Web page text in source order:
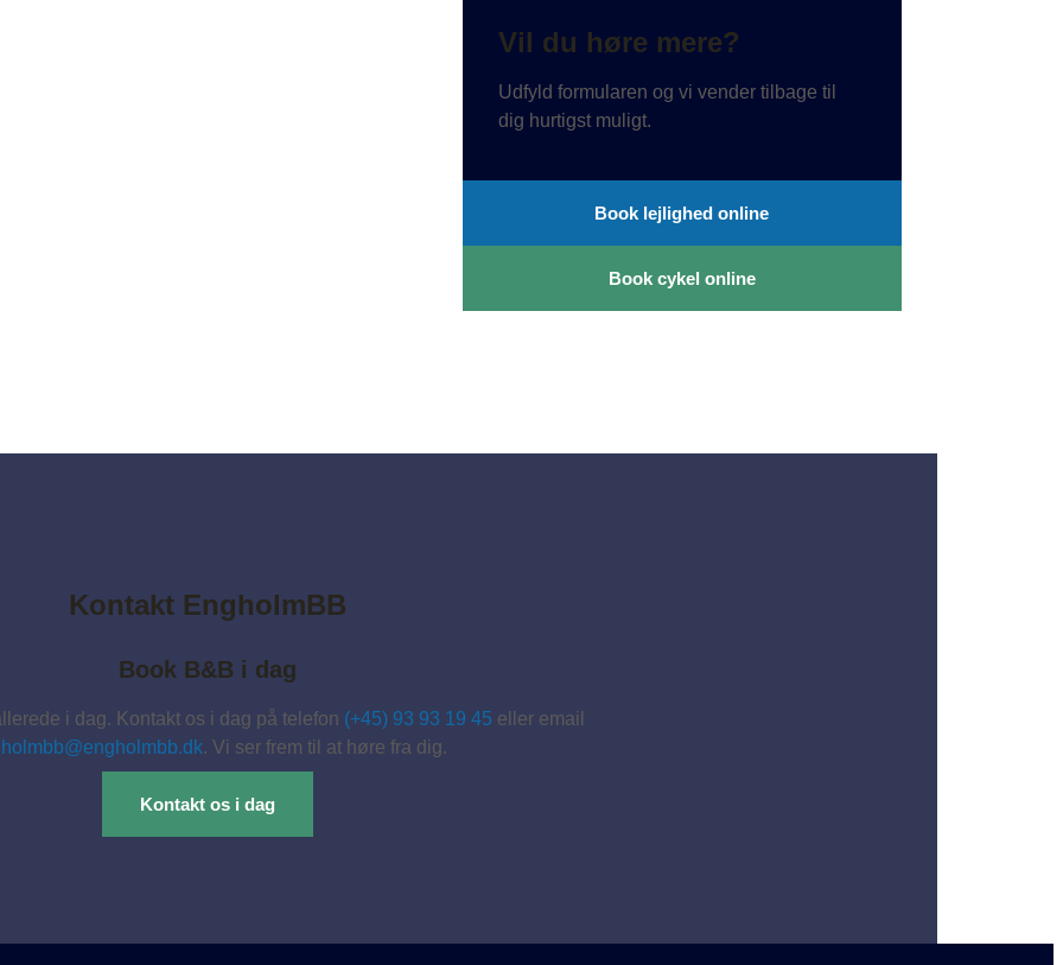
Vil du høre mere?
Udfyld formularen og vi vender tilbage til
dig hurtigst muligt.
Book lejlighed online
Book cykel online
Kontakt EngholmBB
Book B&B i dag
i dag. Kontakt os i dag på telefon (+45) 93 93 19 45 eller email
. Vi ser frem til at høre fra dig.
Kontakt os i dag